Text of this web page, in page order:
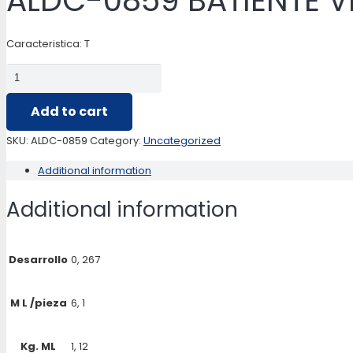
Caracteristica: T
ALDC-
0859
BATIENTE
VENT/BAT.SER.HIDRO
Add to cart
SKU: ALDC-0859 Category: Uncategorized
Additional information
Additional information
Desarrollo 0, 267
M L /pieza 6, 1
Kg. ML 1, 12